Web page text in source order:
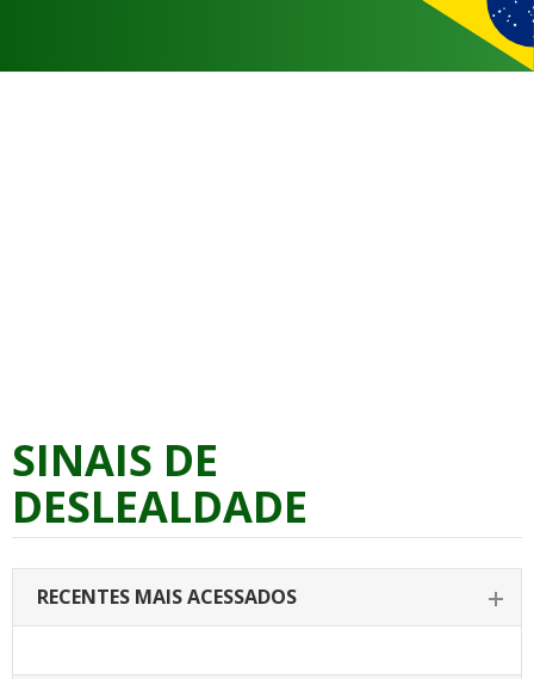
SINAIS DE
DESLEALDADE
RECENTES MAIS ACESSADOS